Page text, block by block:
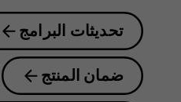
تحديثات البرامج
ضمان المنتج